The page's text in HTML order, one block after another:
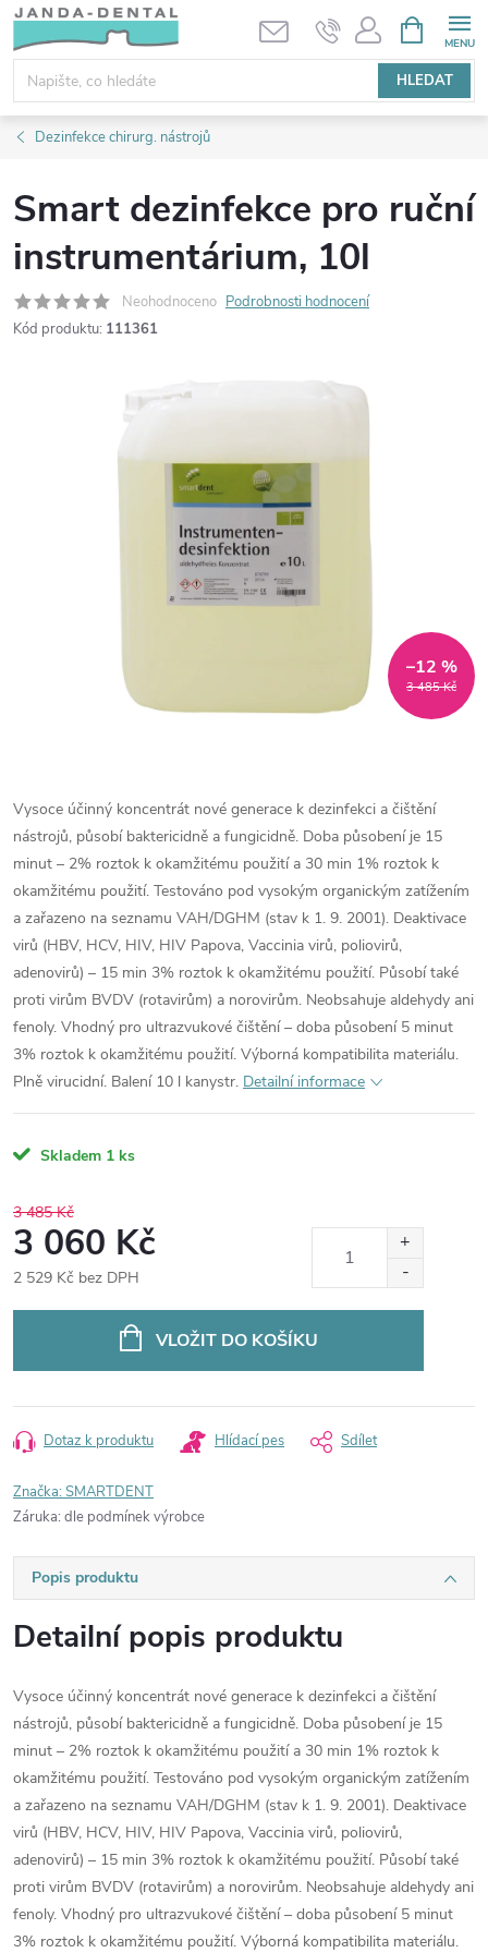
Přejít
obsah
HLEDAT
NÁKUPNÍ
KOŠÍK
Dezinfekce chirurg. nástrojů
Smart dezinfekce pro ruční
instrumentárium, 10l
Neohodnoceno Podrobnosti hodnocení
Kód produktu: 111361
3 485 Kč
–12 %
Vysoce účinný koncentrát nové generace k dezinfekci a čištění
nástrojů, působí baktericidně a fungicidně. Doba působení je 15
minut – 2% roztok k okamžitému použití a 30 min 1% roztok k
okamžitému použití. Testováno pod vysokým organickým zatížením
a zařazeno na seznamu VAH/DGHM (stav k 1. 9. 2001). Deaktivace
virů (HBV, HCV, HIV, HIV Papova, Vaccinia virů, poliovirů,
adenovirů) – 15 min 3% roztok k okamžitému použití. Působí také
proti virům BVDV (rotavirům) a norovirům. Neobsahuje aldehydy ani
fenoly. Vhodný pro ultrazvukové čištění – doba působení 5 minut
3% roztok k okamžitému použití. Výborná kompatibilita materiálu.
Plně virucidní. Balení 10 l kanystr. Detailní informace
Skladem 1 ks
3 485 Kč
3 060 Kč
2 529 Kč bez DPH
VLOŽIT DO KOŠÍKU
Dotaz k produktu Hlídací pes Sdílet
Značka:SMARTDENT
Záruka: dle podmínek výrobce
Popis produktu
Detailní popis produktu
Vysoce účinný koncentrát nové generace k dezinfekci a čištění
nástrojů, působí baktericidně a fungicidně. Doba působení je 15
minut – 2% roztok k okamžitému použití a 30 min 1% roztok k
okamžitému použití. Testováno pod vysokým organickým zatížením
a zařazeno na seznamu VAH/DGHM (stav k 1. 9. 2001). Deaktivace
virů (HBV, HCV, HIV, HIV Papova, Vaccinia virů, poliovirů,
adenovirů) – 15 min 3% roztok k okamžitému použití. Působí také
proti virům BVDV (rotavirům) a norovirům. Neobsahuje aldehydy ani
fenoly. Vhodný pro ultrazvukové čištění – doba působení 5 minut
3% roztok k okamžitému použití. Výborná kompatibilita materiálu.